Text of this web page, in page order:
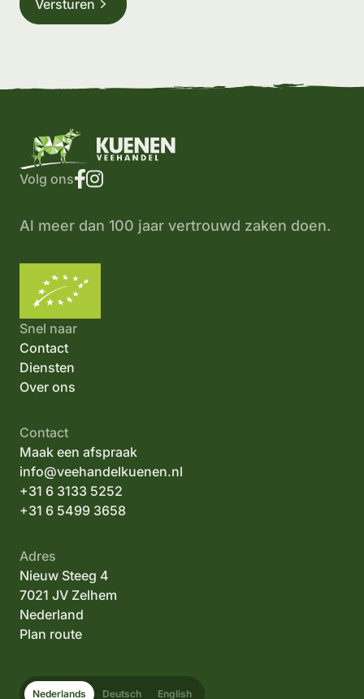
Versturen
Volg onsFacebook logo
Instagram logo
Al meer dan 100 jaar vertrouwd zaken doen.
Logo Skal
Snel naar
Contact
Diensten
Over ons
Contact
Maak een afspraak
info@veehandelkuenen.nl
+31 6 3133 5252
+31 6 5499 3658
Adres
Nieuw Steeg 4
7021 JV Zelhem
Nederland
Plan route
Nederlands Deutsch English